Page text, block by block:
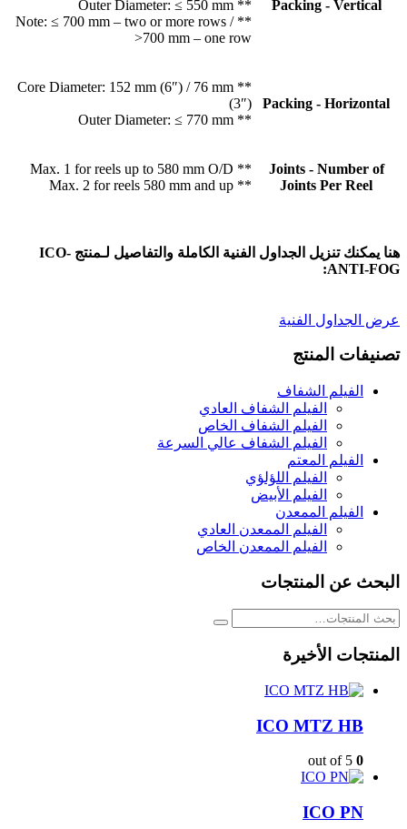
Packing - Vertical
** Outer Diameter: ≤ 550 mm
** Note: ≤ 700 mm – two or more rows /
>700 mm – one row
Packing - Horizontal
** Core Diameter: 152 mm (6″) / 76 mm
(3″)
** Outer Diameter: ≤ 770 mm
Joints - Number of
Joints Per Reel
** Max. 1 for reels up to 580 mm O/D
** Max. 2 for reels 580 mm and up
هنا يمكنك تنزيل الجداول الفنية الكاملة والتفاصيل لـمنتج ICO-
ANTI-FOG:
عرض الجداول الفنية
تصنيفات المنتج
الفيلم الشفاف
الفيلم الشفاف العادي
الفيلم الشفاف الخاص
الفيلم الشفاف عالي السرعة
الفيلم المعتم
الفيلم اللؤلؤي
الفيلم الأبيض
الفيلم الممعدن
الفيلم الممعدن العادي
الفيلم الممعدن الخاص
البحث عن المنتجات
المنتجات الأخيرة
ICO MTZ HB
0
ICO PN